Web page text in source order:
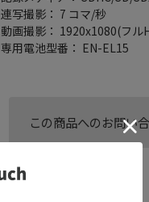
連写撮影： 7 コマ/秒
動画撮影： 1920x1080(フル
専用電池型番： EN-EL15
この商品へのお問い